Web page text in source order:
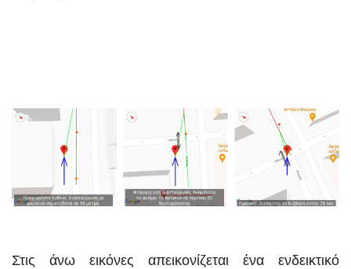
Στις άνω εικόνες απεικονίζεται ένα ενδεικτικό